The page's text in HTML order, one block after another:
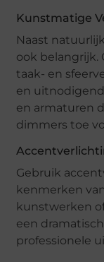
Kunstmatige
Naast
ook belangrijk.
taak- en
en
en armaturen
dimmers toe
Gebruik
kenmerken
kunstwerken
een
professionele